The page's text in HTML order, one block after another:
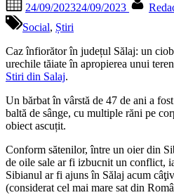
on
24/09/202324/09/2023
Social, Știri
Caz înfiorător în județul Sălaj: un
urechile tăiate în apropierea unui
Stiri din Salaj.
Un bărbat în vârstă de 47 de ani a
baltă de sânge, cu multiple răni pe
obiect ascuțit.
Conform sătenilor, între un oier din
de oile sale ar fi izbucnit un conflict,
Sibianul ar fi ajuns în Sălaj acum
(considerat cel mai mare sat din